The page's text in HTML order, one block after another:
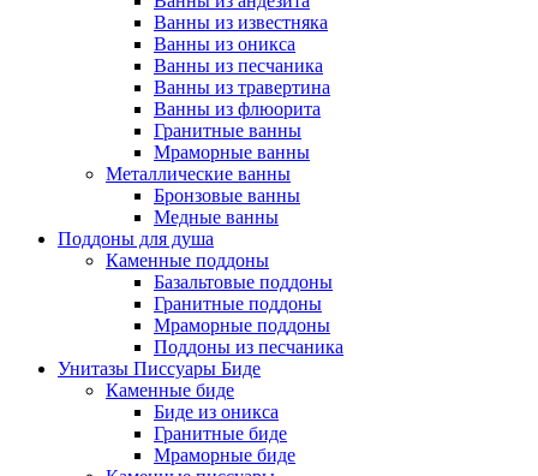
Ванны из известняка
Ванны из оникса
Ванны из песчаника
Ванны из травертина
Ванны из флюорита
Гранитные ванны
Мраморные ванны
Металлические ванны
Бронзовые ванны
Медные ванны
Поддоны для душа
Каменные поддоны
Базальтовые поддоны
Гранитные поддоны
Мраморные поддоны
Поддоны из песчаника
Унитазы Писсуары Биде
Каменные биде
Биде из оникса
Гранитные биде
Мраморные биде